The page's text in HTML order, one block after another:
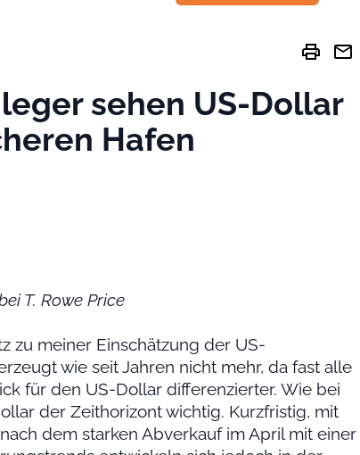
print mail
sehen US-Dollar
Hafen
T. Rowe Price
zu meiner Einschätzung der US-
wie seit Jahren nicht mehr, da fast alle
für den US-Dollar differenzierter. Wie bei
der Zeithorizont wichtig. Kurzfristig, mit
dem starken Abverkauf im April mit einer